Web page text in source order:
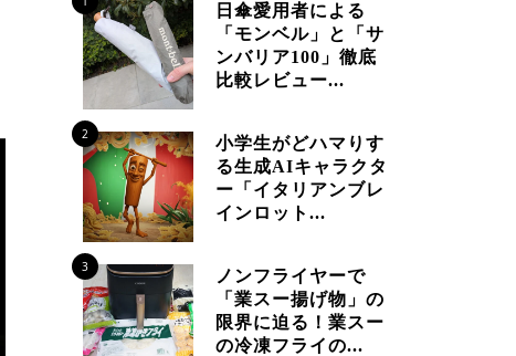
日傘愛用者による
「モンベル」と「サ
ンバリア100」徹底
比較レビュー...
2
小学生がどハマりす
る生成AIキャラクタ
ー「イタリアンブレ
インロット...
3
ノンフライヤーで
「業スー揚げ物」の
限界に迫る！業スー
の冷凍フライの...